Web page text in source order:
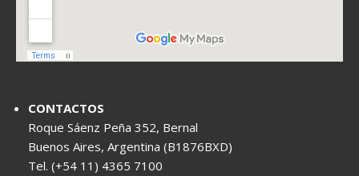
CONTACTOS
Roque Sáenz Peña 352, Bernal
Buenos Aires, Argentina (B1876BXD)
Tel. (+54 11) 4365 7100